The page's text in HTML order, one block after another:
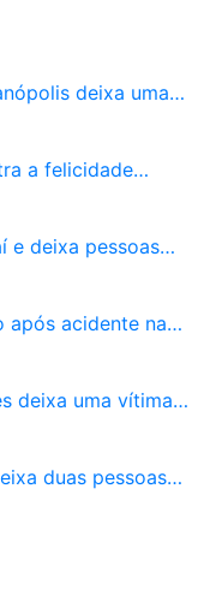
deixa uma…
a felicidade…
e deixa pessoas…
após acidente na…
deixa uma vítima…
duas pessoas…